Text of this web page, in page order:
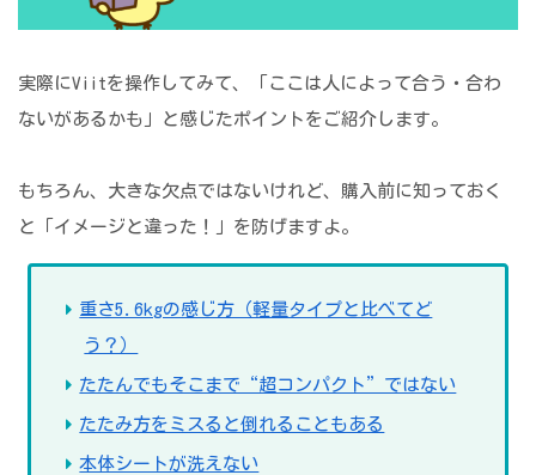
実際にViitを操作してみて、「ここは人によって合う・合わ
ないがあるかも」と感じたポイントをご紹介します。
もちろん、大きな欠点ではないけれど、購入前に知っておく
と「イメージと違った！」を防げますよ。
重さ5.6kgの感じ方（軽量タイプと比べてど
う？）
たたんでもそこまで“超コンパクト”ではない
たたみ方をミスると倒れることもある
本体シートが洗えない